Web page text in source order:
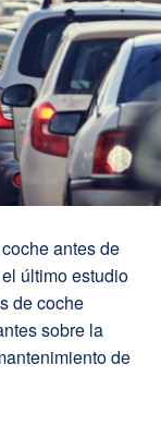
antes de
último estudio
de coche
sobre la
de